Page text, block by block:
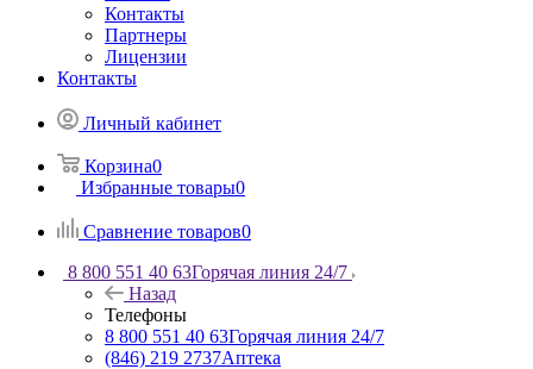
Контакты
Партнеры
Лицензии
Контакты
Личный кабинет
Корзина0
Избранные товары0
Сравнение товаров0
8 800 551 40 63Горячая линия 24/7
Назад
Телефоны
8 800 551 40 63Горячая линия 24/7
(846) 219 2737Аптека